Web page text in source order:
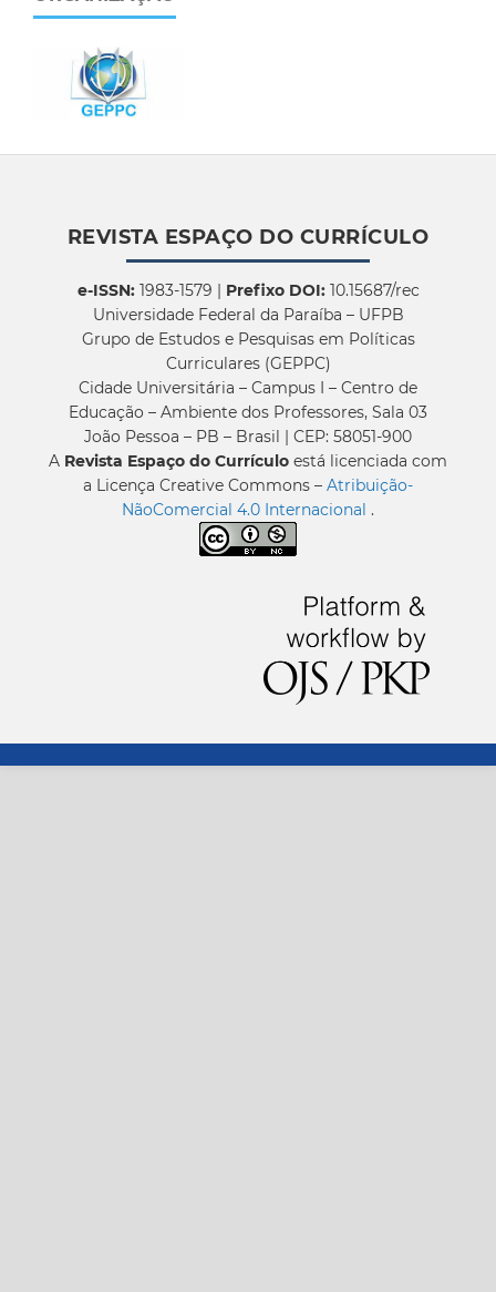
REVISTA ESPAÇO DO CURRÍCULO
e-ISSN:1983-1579 | Prefixo DOI:10.15687/rec
Universidade Federal da Paraíba – UFPB
Grupo de Estudos e Pesquisas em Políticas
Curriculares (GEPPC)
Cidade Universitária – Campus I – Centro de
Educação – Ambiente dos Professores, Sala 03
João Pessoa – PB – Brasil | CEP: 58051-900
A Revista Espaço do Currículo está licenciada com
a Licença Creative Commons – Atribuição-
NãoComercial 4.0 Internacional .